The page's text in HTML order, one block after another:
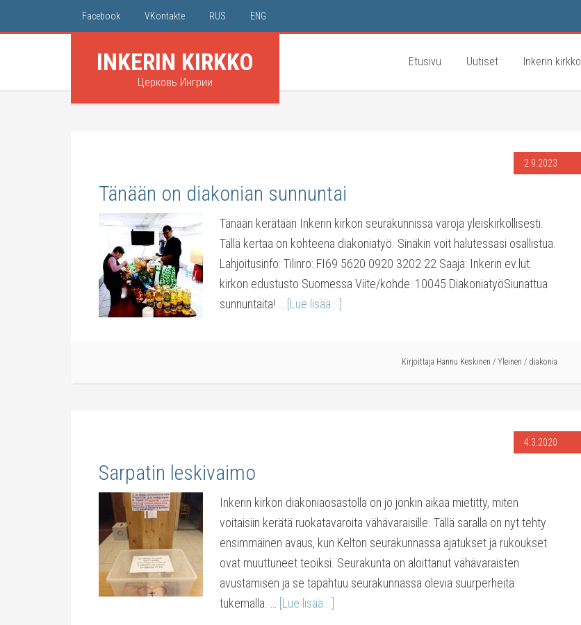
Facebook VKontakte RUS ENG
INKERIN KIRKKO
Церковь Ингрии
Etusivu Uutiset Inkerin kirkko
2.9.2023
Tänään on diakonian sunnuntai
Tänään kerätään Inkerin kirkon seurakunnissa varoja yleiskirkollisesti.
Tällä kertaa on kohteena diakoniatyö. Sinäkin voit halutessasi osallistua.
Lahjoitusinfo: Tilinro: FI69 5620 0920 3202 22 Saaja: Inkerin ev.lut.
kirkon edustusto Suomessa Viite/kohde: 10045 DiakoniatyöSiunattua
sunnuntaita! …
[Lue lisää...]
Kirjoittaja Hannu Keskinen / Yleinen / diakonia
4.3.2020
Sarpatin leskivaimo
Inkerin kirkon diakoniaosastolla on jo jonkin aikaa mietitty, miten
voitaisiin kerätä ruokatavaroita vähävaraisille. Tällä saralla on nyt tehty
ensimmäinen avaus, kun Kelton seurakunnassa ajatukset ja rukoukset
ovat muuttuneet teoiksi. Seurakunta on aloittanut vähävaraisten
avustamisen ja se tapahtuu seurakunnassa olevia suurperheitä
tukemalla. …
[Lue lisää...]